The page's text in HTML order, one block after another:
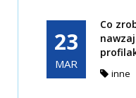
23
MAR
Co
inne